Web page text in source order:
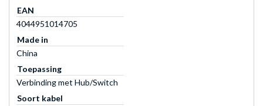
EAN
4044951014705
Made in
China
Toepassing
Verbinding met Hub/Switch
Soort kabel